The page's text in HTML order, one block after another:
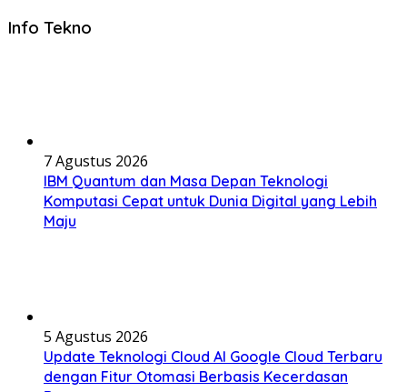
Info Tekno
7 Agustus 2026
IBM Quantum dan Masa Depan Teknologi
Komputasi Cepat untuk Dunia Digital yang Lebih
Maju
5 Agustus 2026
Update Teknologi Cloud AI Google Cloud Terbaru
dengan Fitur Otomasi Berbasis Kecerdasan